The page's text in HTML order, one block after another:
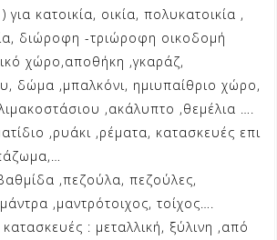
για κατοικία, οικία, πολυκατοικία ,
διώροφη -τριώροφη οικοδομή
χώρο,αποθήκη ,γκαράζ,
δώμα ,μπαλκόνι, ημιυπαίθριο χώρο,
,ακάλυπτο ,θεμέλια ….
,ρυάκι ,ρέματα, κατασκευές επι
,πεζούλα, πεζούλες,
,μαντρότοιχος, τοίχος….
: μεταλλική, ξύλινη ,από